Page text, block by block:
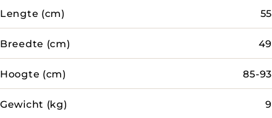
Lengte (cm) 55
Breedte (cm) 49
Hoogte (cm) 85-93
Gewicht (kg) 9